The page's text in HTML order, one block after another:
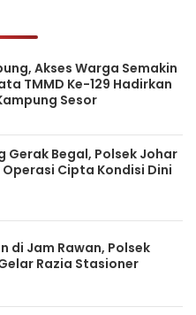
Akses Warga Semakin
TMMD Ke-129 Hadirkan
Sesor
Gerak Begal, Polsek Johar
Cipta Kondisi Dini
di Jam Rawan, Polsek
Razia Stasioner